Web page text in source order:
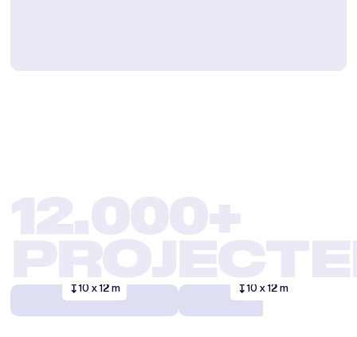
10 x 12 m
10 x 12 m